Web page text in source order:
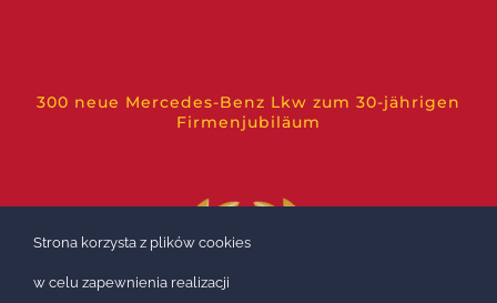
300 neue Mercedes-Benz Lkw zum 30-jährigen
Firmenjubiläum
Strona korzysta z plików cookies
w celu zapewnienia realizacji